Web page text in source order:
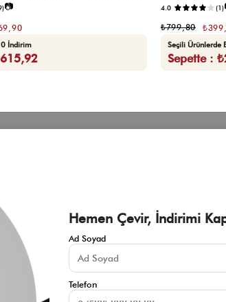
📷
İndirim
4.0 (1)
₺799,80
Seçili Ürünlerde
Sepette :
Müşteri Hizmetleri
Çerez Politikası
İade ve Değişim Şartları
Mesafeli Satış Sözleşmesi
Gizlilik Politikası
Hemen Çevir, İndirimi
Ad Soyad
Telefon